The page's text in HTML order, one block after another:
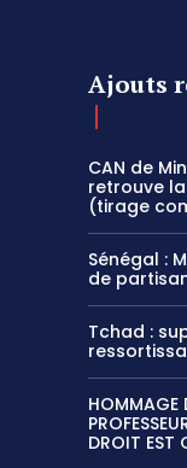
Ajouts
CAN de
retrouve
(tirage
Sénégal :
de
Tchad :
HOMMAGE
DROIT EST